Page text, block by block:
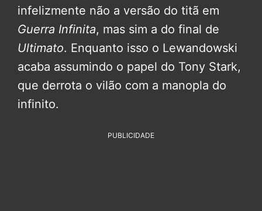
infelizmente não a versão do titã em
Guerra Infinita, mas sim a do final de
Ultimato. Enquanto isso o Lewandowski
acaba assumindo o papel do Tony Stark,
que derrota o vilão com a manopla do
infinito.
PUBLICIDADE